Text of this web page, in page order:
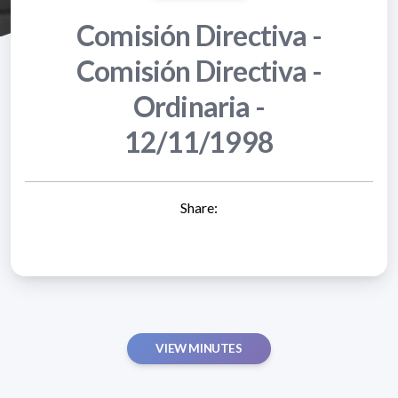
Comisión Directiva -
Comisión Directiva -
Ordinaria -
12/11/1998
Share:
VIEW MINUTES